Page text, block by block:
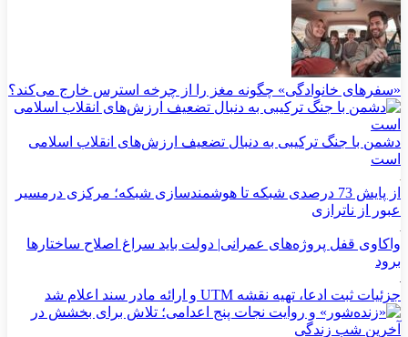
«سفرهای خانوادگی» چگونه مغز را از چرخه استرس خارج می‌کند؟
دشمن با جنگ ترکیبی به دنبال تضعیف ارزش‌های انقلاب اسلامی
است
از پایش 73 درصدی شبکه تا هوشمندسازی شبکه؛ مرکزی درمسیر
عبور از ناترازی
واکاوی قفل پروژه‌های عمرانی| دولت باید سراغ اصلاح ساختارها
برود
جزئیات ثبت ادعا، تهیه نقشه UTM و ارائه مادر سند اعلام شد